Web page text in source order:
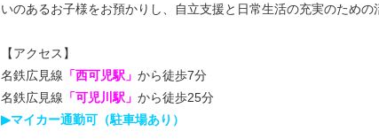
いのあるお子様をお預かりし、自立支援と日常生活の充実のための
【アクセス】
名鉄広見線 「西可児駅」 から徒歩7分
名鉄広見線 「可児川駅」 から徒歩25分
▶マイカー通勤可（駐車場あり）